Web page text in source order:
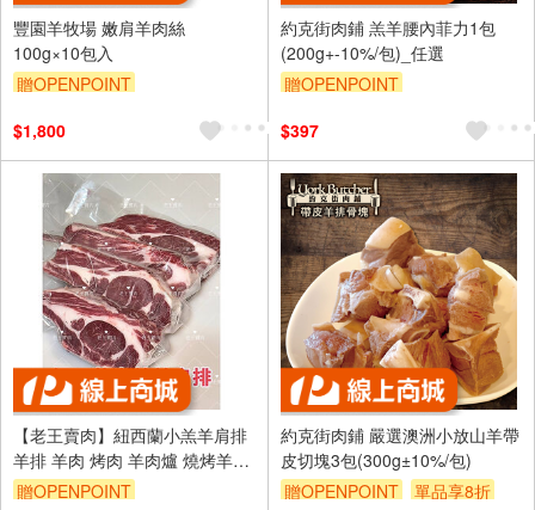
豐園羊牧場 嫩肩羊肉絲
100g×10包入
贈OPENPOINT
$1,800
約克街肉鋪 羔羊腰內菲力1包
(200g+-10%/包)_任選
贈OPENPOINT
$397
【老王賣肉】紐西蘭小羔羊肩排
羊排 羊肉 烤肉 羊肉爐 燒烤羊排
烤肉 燒肉食材
贈OPENPOINT
約克街肉鋪 嚴選澳洲小放山羊帶
皮切塊3包(300g±10%/包)
贈OPENPOINT
單品享8折